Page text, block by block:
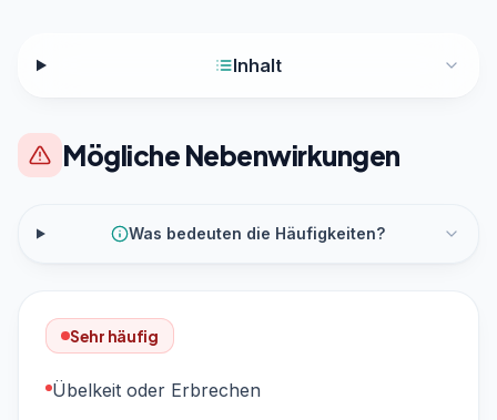
Inhalt
Mögliche Nebenwirkungen
Was bedeuten die Häufigkeiten?
Sehr häufig
Übelkeit oder Erbrechen